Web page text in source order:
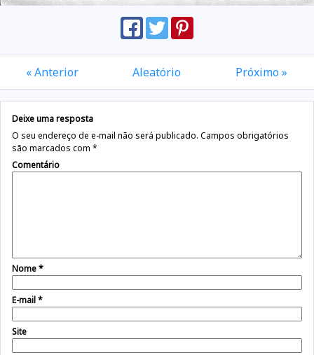
« Anterior Aleatório Próximo »
Deixe uma resposta
O seu endereço de e-mail não será publicado. Campos obrigatórios
são marcados com *
Comentário
Nome*
E-mail*
Site